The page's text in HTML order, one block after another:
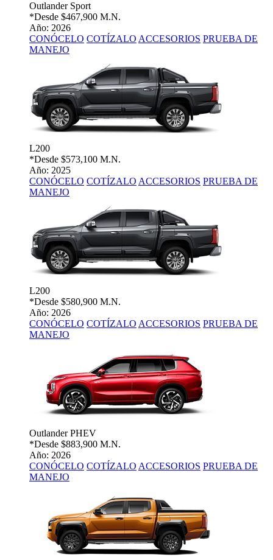
Outlander Sport
*Desde $467,900 M.N.
Año: 2026
CONÓCELO COTÍZALO ACCESORIOS PRUEBA DE
MANEJO
L200
*Desde $573,100 M.N.
Año: 2025
CONÓCELO COTÍZALO ACCESORIOS PRUEBA DE
MANEJO
L200
*Desde $580,900 M.N.
Año: 2026
CONÓCELO COTÍZALO ACCESORIOS PRUEBA DE
MANEJO
Outlander PHEV
*Desde $883,900 M.N.
Año: 2026
CONÓCELO COTÍZALO ACCESORIOS PRUEBA DE
MANEJO